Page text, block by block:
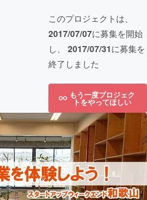
このプロジェクトは、
2017/07/07に募集を開始
し、 2017/07/31に募集を
終了しました
もう一度プロジェク
トをやってほしい